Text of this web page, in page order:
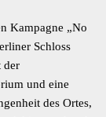
Kampagne „No
Schloss
der
und eine
des Ortes,